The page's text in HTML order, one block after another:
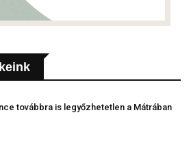
továbbra is legyőzhetetlen a Mátrában